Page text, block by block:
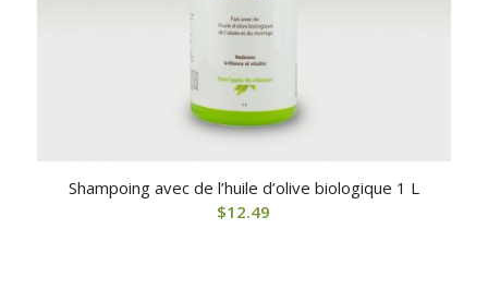
Shampoing avec de l’huile d’olive biologique 1 L
$12.49